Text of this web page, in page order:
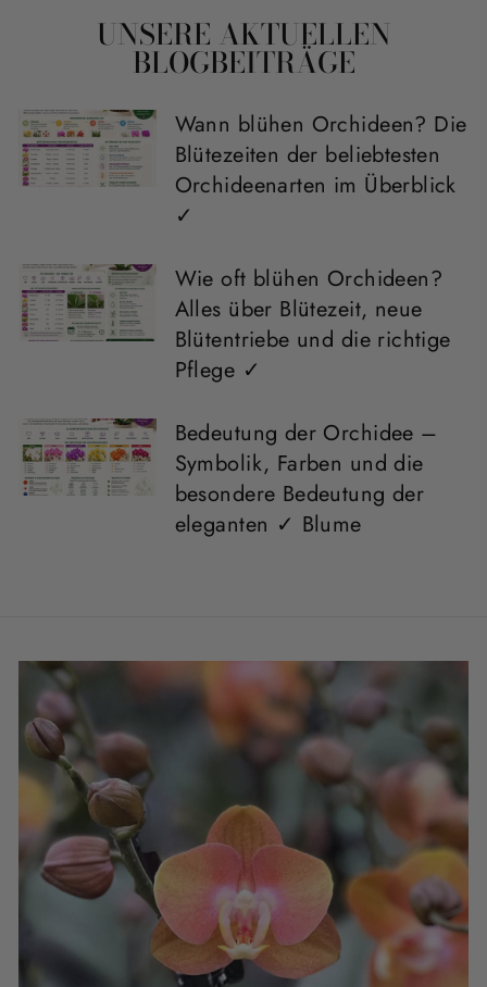
UNSERE AKTUELLEN
BLOGBEITRÄGE
Wann blühen Orchideen? Die
Blütezeiten der beliebtesten
Orchideenarten im Überblick
✓
Wie oft blühen Orchideen?
Alles über Blütezeit, neue
Blütentriebe und die richtige
Pflege ✓
Bedeutung der Orchidee –
Symbolik, Farben und die
besondere Bedeutung der
eleganten ✓ Blume